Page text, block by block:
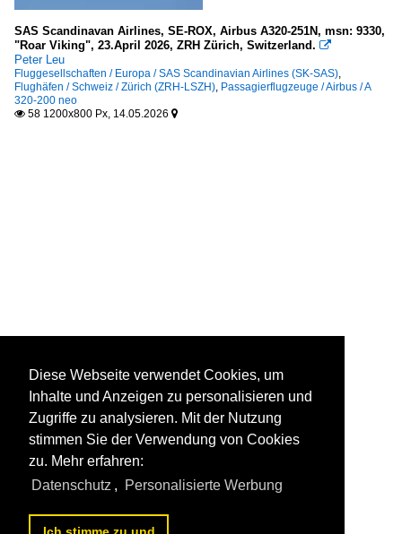
SAS Scandinavan Airlines, SE-ROX, Airbus A320-251N, msn: 9330,
"Roar Viking", 23.April 2026, ZRH Zürich, Switzerland. 
Peter Leu
Fluggesellschaften / Europa / SAS Scandinavian Airlines (SK-SAS),
Flughäfen / Schweiz / Zürich (ZRH-LSZH), Passagierflugzeuge / Airbus / A
320-200 neo
 58 1200x800 Px, 14.05.2026 
Diese Webseite verwendet Cookies, um
Inhalte und Anzeigen zu personalisieren und
Zugriffe zu analysieren. Mit der Nutzung
stimmen Sie der Verwendung von Cookies
zu. Mehr erfahren:
Datenschutz , Personalisierte Werbung